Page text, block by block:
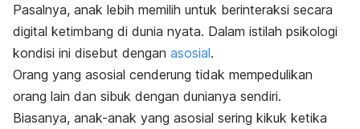
Pasalnya, anak lebih memilih untuk berinteraksi secara
digital ketimbang di dunia nyata. Dalam istilah psikologi
kondisi ini disebut dengan asosial.
Orang yang asosial cenderung tidak mempedulikan
orang lain dan sibuk dengan dunianya sendiri.
Biasanya, anak-anak yang asosial sering kikuk ketika